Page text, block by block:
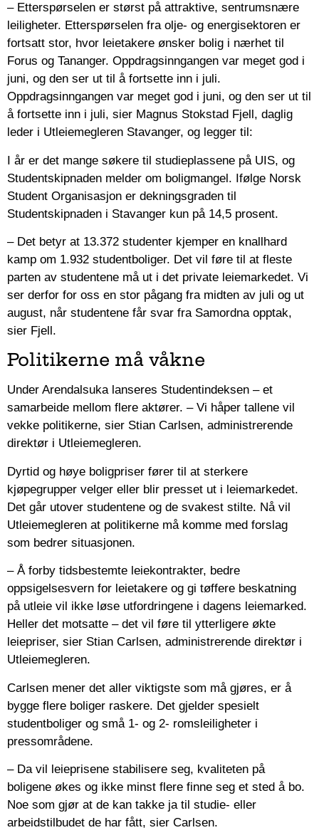
– Etterspørselen er størst på attraktive, sentrumsnære
leiligheter. Etterspørselen fra olje- og energisektoren er
fortsatt stor, hvor leietakere ønsker bolig i nærhet til
Forus og Tananger. Oppdragsinngangen var meget god i
juni, og den ser ut til å fortsette inn i juli.
Oppdragsinngangen var meget god i juni, og den ser ut til
å fortsette inn i juli, sier Magnus Stokstad Fjell, daglig
leder i Utleiemegleren Stavanger, og legger til:
I år er det mange søkere til studieplassene på UIS, og
Studentskipnaden melder om boligmangel. Ifølge Norsk
Student Organisasjon er dekningsgraden til
Studentskipnaden i Stavanger kun på 14,5 prosent.
– Det betyr at 13.372 studenter kjemper en knallhard
kamp om 1.932 studentboliger. Det vil føre til at fleste
parten av studentene må ut i det private leiemarkedet. Vi
ser derfor for oss en stor pågang fra midten av juli og ut
august, når studentene får svar fra Samordna opptak,
sier Fjell.
Politikerne må våkne
Under Arendalsuka lanseres Studentindeksen – et
samarbeide mellom flere aktører. – Vi håper tallene vil
vekke politikerne, sier Stian Carlsen, administrerende
direktør i Utleiemegleren.
Dyrtid og høye boligpriser fører til at sterkere
kjøpegrupper velger eller blir presset ut i leiemarkedet.
Det går utover studentene og de svakest stilte. Nå vil
Utleiemegleren at politikerne må komme med forslag
som bedrer situasjonen.
– Å forby tidsbestemte leiekontrakter, bedre
oppsigelsesvern for leietakere og gi tøffere beskatning
på utleie vil ikke løse utfordringene i dagens leiemarked.
Heller det motsatte – det vil føre til ytterligere økte
leiepriser, sier Stian Carlsen, administrerende direktør i
Utleiemegleren.
Carlsen mener det aller viktigste som må gjøres, er å
bygge flere boliger raskere. Det gjelder spesielt
studentboliger og små 1- og 2- romsleiligheter i
pressområdene.
– Da vil leieprisene stabilisere seg, kvaliteten på
boligene økes og ikke minst flere finne seg et sted å bo.
Noe som gjør at de kan takke ja til studie- eller
arbeidstilbudet de har fått, sier Carlsen.